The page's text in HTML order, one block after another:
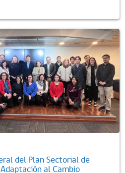
del Plan Sectorial de
al Cambio